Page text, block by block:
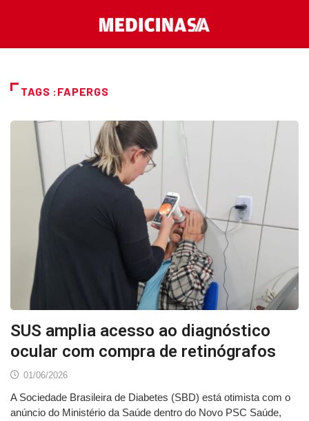
TAGS :FAPERGS
SUS amplia acesso ao diagnóstico
ocular com compra de retinógrafos
01/06/2026
A Sociedade Brasileira de Diabetes (SBD) está otimista com o
anúncio do Ministério da Saúde dentro do Novo PSC Saúde,